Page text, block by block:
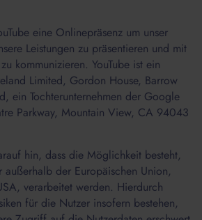
eine Onlinepräsenz um unser
Leistungen zu präsentieren und mit
kommunizieren. YouTube ist ein
Limited, Gordon House, Barrow
ein Tochterunternehmen der Google
Parkway, Mountain View, CA 94043
hin, dass die Möglichkeit besteht,
außerhalb der Europäischen Union,
verarbeitet werden. Hierdurch
für die Nutzer insofern bestehen,